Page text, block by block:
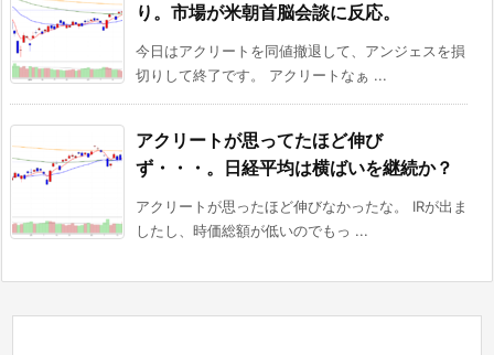
り。市場が米朝首脳会談に反応。
今日はアクリートを同値撤退して、アンジェスを損
切りして終了です。 アクリートなぁ ...
アクリートが思ってたほど伸び
ず・・・。日経平均は横ばいを継続か？
アクリートが思ったほど伸びなかったな。 IRが出ま
したし、時価総額が低いのでもっ ...